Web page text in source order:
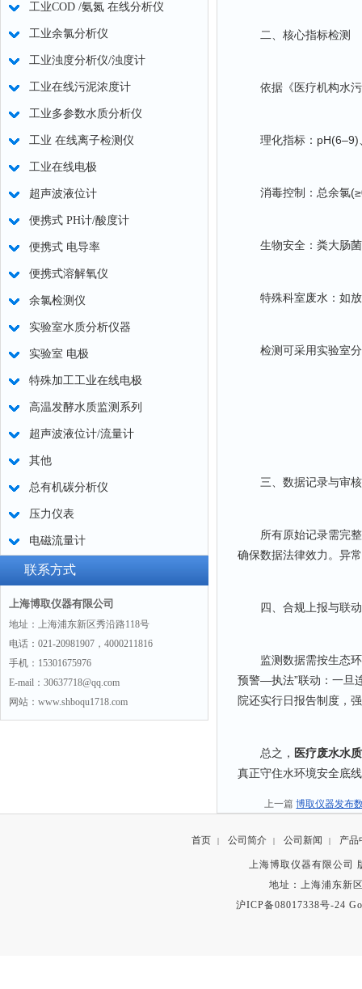
工业COD /氨氮 在线分析仪
工业余氯分析仪
工业浊度分析仪/浊度计
工业在线污泥浓度计
工业多参数水质分析仪
工业 在线离子检测仪
工业在线电极
超声波液位计
便携式 PH计/酸度计
便携式 电导率
便携式溶解氧仪
余氯检测仪
实验室水质分析仪器
实验室 电极
特殊加工工业在线电极
高温发酵水质监测系列
超声波液位计/流量计
其他
总有机碳分析仪
压力仪表
电磁流量计
联系方式
上海博取仪器有限公司
地址：上海浦东新区秀沿路118号
电话：021-20981907，4000211816
手机：15301675976
E-mail：30637718@qq.com
网站：www.shboqu1718.com
二、核心指标检测
依据《医疗机构水污
理化指标：pH(6–9)
消毒控制：总余氯
生物安全：粪大肠菌
特殊科室废水：如放
检测可采用实验室分
三、数据记录与审核
所有原始记录需完整
确保数据法律效力。异
四、合规上报与联动
监测数据需按生态环
预警—执法”联动：一旦
院还实行日报告制度，
总之， 医疗废水水
真正守住水环境安全底
上一篇博取仪器发布
首页 | 公司简介 | 公司新闻 | 产品
上海博取仪器有限公司
地址：上海浦东新
沪ICP备08017338号-24